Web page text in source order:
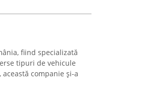
fiind specializată
tipuri de vehicule
companie și-a